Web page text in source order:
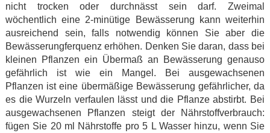
nicht trocken oder durchnässt sein darf. Zweimal
wöchentlich eine 2-minütige Bewässerung kann weiterhin
ausreichend sein, falls notwendig können Sie aber die
Bewässerungferquenz erhöhen. Denken Sie daran, dass bei
kleinen Pflanzen ein Übermaß an Bewässerung genauso
gefährlich ist wie ein Mangel. Bei ausgewachsenen
Pflanzen ist eine übermäßige Bewässerung gefährlicher, da
es die Wurzeln verfaulen lässt und die Pflanze abstirbt. Bei
ausgewachsenen Pflanzen steigt der Nährstoffverbrauch:
fügen Sie 20 ml Nährstoffe pro 5 L Wasser hinzu, wenn Sie